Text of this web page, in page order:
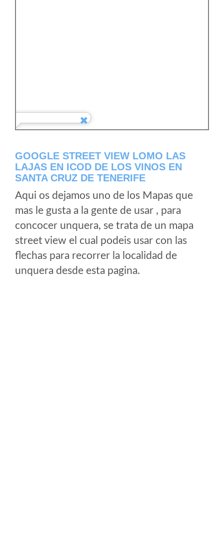
GOOGLE STREET VIEW LOMO LAS
LAJAS EN ICOD DE LOS VINOS EN
SANTA CRUZ DE TENERIFE
Aqui os dejamos uno de los Mapas que
mas le gusta a la gente de usar , para
concocer unquera, se trata de un mapa
street view el cual podeis usar con las
flechas para recorrer la localidad de
unquera desde esta pagina.